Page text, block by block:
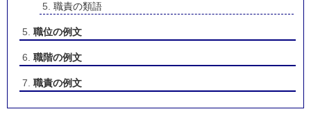
職責の類語
職位の例文
職階の例文
職責の例文